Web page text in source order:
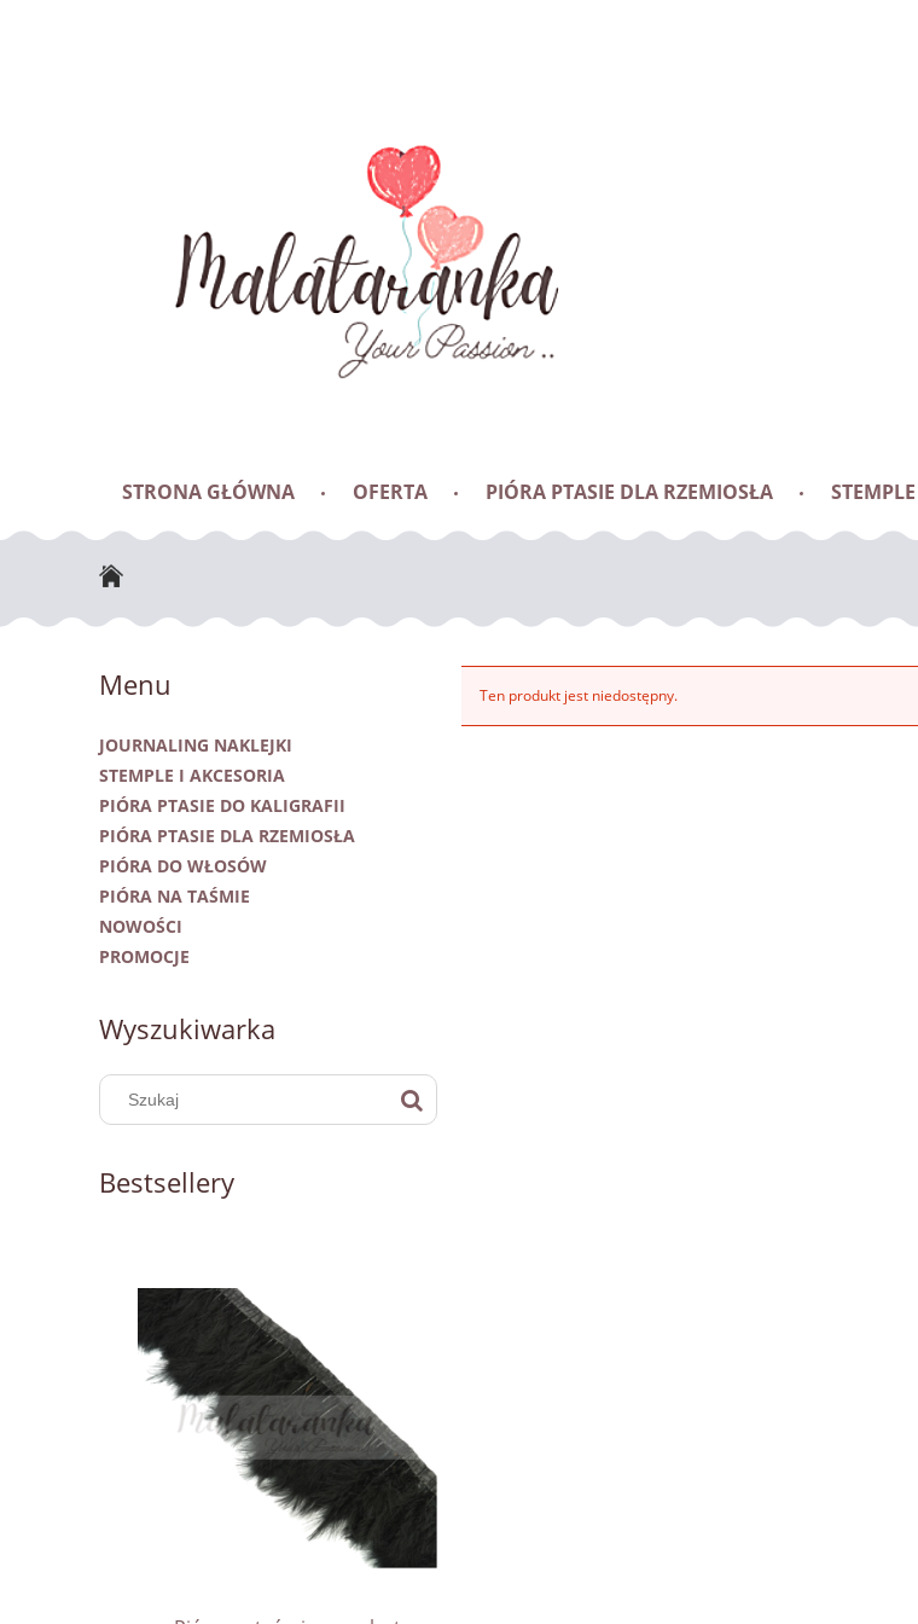
STRONA GŁÓWNA OFERTA PIÓRA PTASIE DLA RZEMIOSŁA
NOWOŚCI
Menu
JOURNALING NAKLEJKI
STEMPLE I AKCESORIA
PIÓRA PTASIE DO KALIGRAFII
PIÓRA PTASIE DLA RZEMIOSŁA
PIÓRA DO WŁOSÓW
PIÓRA NA TAŚMIE
NOWOŚCI
PROMOCJE
Wyszukiwarka
Bestsellery
Ten produkt jest niedostępny.